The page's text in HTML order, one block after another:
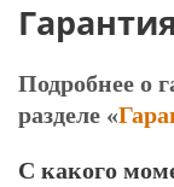
Гарантия
Подробнее о
разделе «
С какого